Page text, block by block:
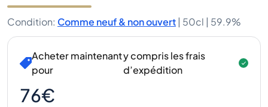
Condition: Comme neuf & non ouvert | 50cl | 59.9%
Acheter maintenant
pour
76€
y compris les frais
d’expédition